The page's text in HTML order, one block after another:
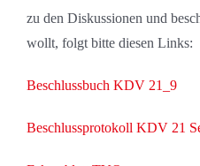
zu den Diskussionen und
wollt, folgt bitte diesen Links:
Beschlussbuch KDV 21_9
Beschlussprotokoll KDV 21